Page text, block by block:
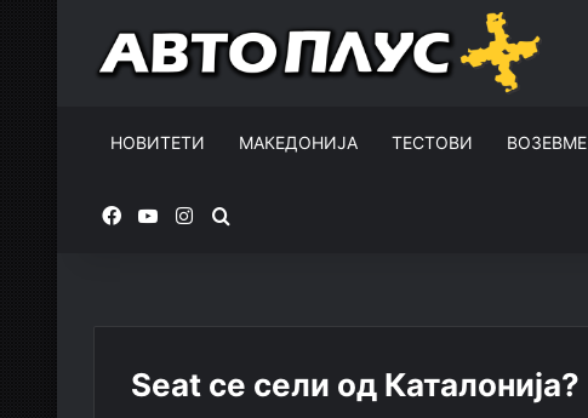
НОВИТЕТИ МАКЕДОНИЈА ТЕСТОВИ ВОЗЕВМЕ
FacebookYouTubeInstagram
Seat се сели од Каталонија?